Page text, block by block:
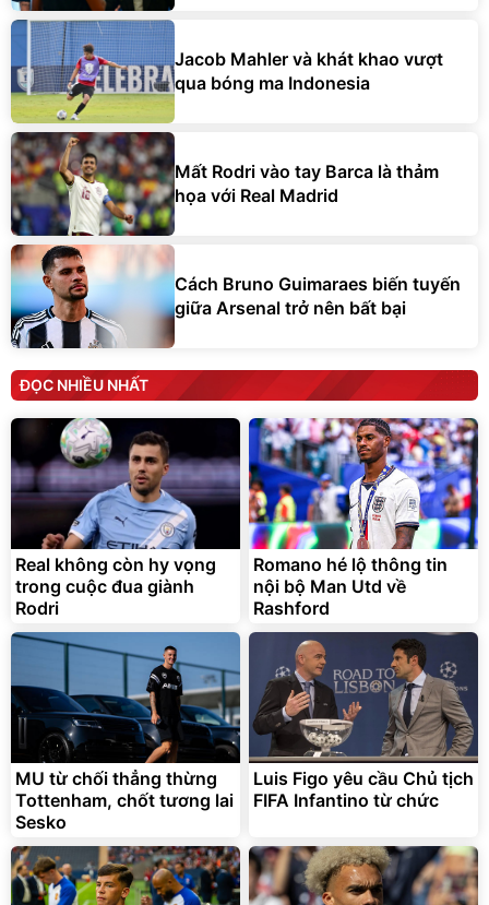
Jacob Mahler và khát khao vượt
qua bóng ma Indonesia
Mất Rodri vào tay Barca là thảm
họa với Real Madrid
Cách Bruno Guimaraes biến tuyến
giữa Arsenal trở nên bất bại
ĐỌC NHIỀU NHẤT
Real không còn hy vọng
trong cuộc đua giành
Rodri
Romano hé lộ thông tin
nội bộ Man Utd về
Rashford
MU từ chối thẳng thừng
Tottenham, chốt tương lai
Sesko
Luis Figo yêu cầu Chủ tịch
FIFA Infantino từ chức